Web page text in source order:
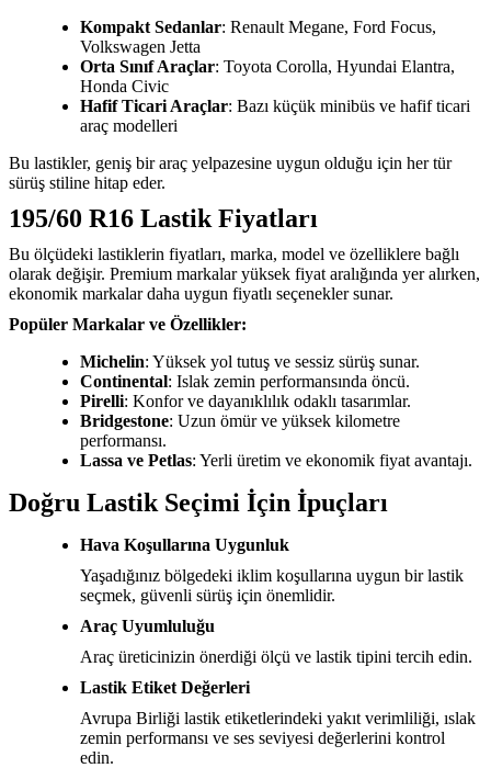
Kompakt Sedanlar: Renault Megane, Ford Focus,
Volkswagen Jetta
Orta Sınıf Araçlar: Toyota Corolla, Hyundai Elantra,
Honda Civic
Hafif Ticari Araçlar: Bazı küçük minibüs ve hafif ticari
araç modelleri
Bu lastikler, geniş bir araç yelpazesine uygun olduğu için her tür
sürüş stiline hitap eder.
195/60 R16 Lastik Fiyatları
Bu ölçüdeki lastiklerin fiyatları, marka, model ve özelliklere bağlı
olarak değişir. Premium markalar yüksek fiyat aralığında yer alırken,
ekonomik markalar daha uygun fiyatlı seçenekler sunar.
Popüler Markalar ve Özellikler:
Michelin: Yüksek yol tutuş ve sessiz sürüş sunar.
Continental: Islak zemin performansında öncü.
Pirelli: Konfor ve dayanıklılık odaklı tasarımlar.
Bridgestone: Uzun ömür ve yüksek kilometre
performansı.
Lassa ve Petlas: Yerli üretim ve ekonomik fiyat avantajı.
Doğru Lastik Seçimi İçin İpuçları
Hava Koşullarına Uygunluk
Yaşadığınız bölgedeki iklim koşullarına uygun bir lastik
seçmek, güvenli sürüş için önemlidir.
Araç Uyumluluğu
Araç üreticinizin önerdiği ölçü ve lastik tipini tercih edin.
Lastik Etiket Değerleri
Avrupa Birliği lastik etiketlerindeki yakıt verimliliği, ıslak
zemin performansı ve ses seviyesi değerlerini kontrol
edin.